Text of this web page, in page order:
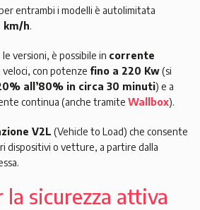
entrambi i modelli è autolimitata
km/h.
versioni, è possibile in corrente
veloci, con potenze fino a 220 Kw(si
all’80% in circa 30 minuti) e a
continua (anche tramite Wallbox).
V2L (Vehicle to Load) che consente
dispositivi o vetture, a partire dalla
la sicurezza attiva